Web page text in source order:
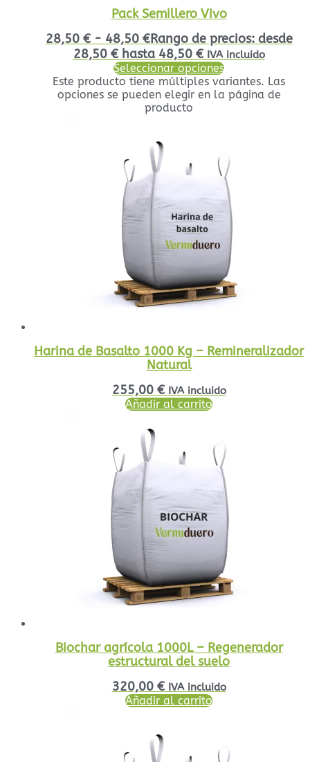
Pack Semillero Vivo
28,50 € - 48,50 €Rango de precios: desde
28,50 € hasta 48,50 € IVA incluido
Seleccionar opciones
Este producto tiene múltiples variantes. Las
opciones se pueden elegir en la página de
producto
Harina de Basalto 1000 Kg – Remineralizador
Natural
255,00 € IVA incluido
Añadir al carrito
Biochar agrícola 1000L – Regenerador
estructural del suelo
320,00 € IVA incluido
Añadir al carrito